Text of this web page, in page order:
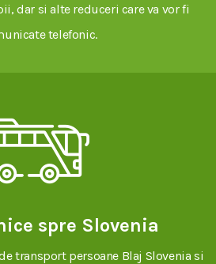
dar si alte reduceri care va vor fi
telefonic.
spre Slovenia
transport persoane Blaj Slovenia si